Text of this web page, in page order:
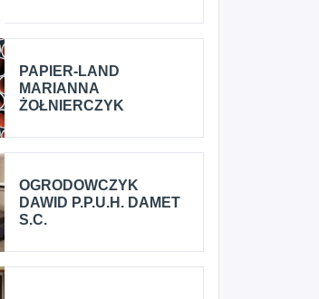
PAPIER-LAND
MARIANNA
ŻOŁNIERCZYK
OGRODOWCZYK
DAWID P.P.U.H. DAMET
S.C.